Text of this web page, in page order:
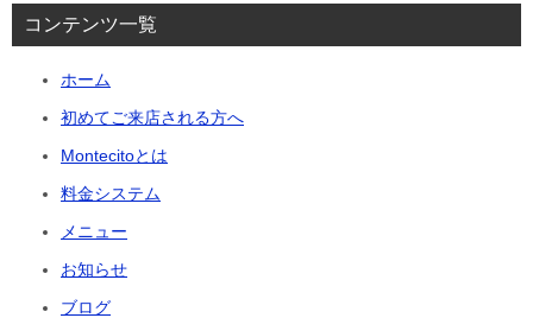
コンテンツ一覧
ホーム
初めてご来店される方へ
Montecitoとは
料金システム
メニュー
お知らせ
ブログ